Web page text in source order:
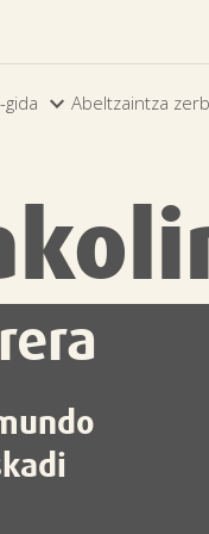
 Abeltzaintza